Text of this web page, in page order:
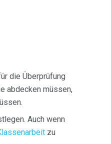
die Überprüfung
abdecken müssen,
Auch wenn
zu